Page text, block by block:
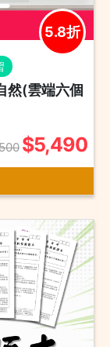
5.8折
然(雲端六個
$5,490